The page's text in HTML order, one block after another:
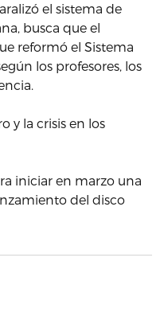
el sistema de
busca que el
reformó el Sistema
los profesores, los
y la crisis en los
iniciar en marzo una
del disco